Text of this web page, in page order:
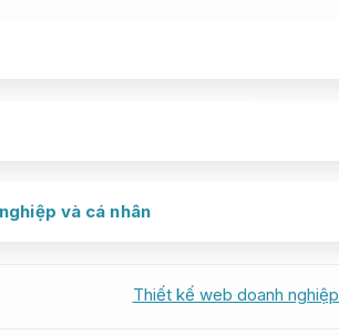
và cá nhân
Thiết kế web doanh nghiệp